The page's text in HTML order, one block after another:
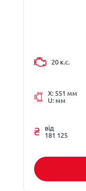
20 к.с.
X: 551 мм
U: мм
від
181 125